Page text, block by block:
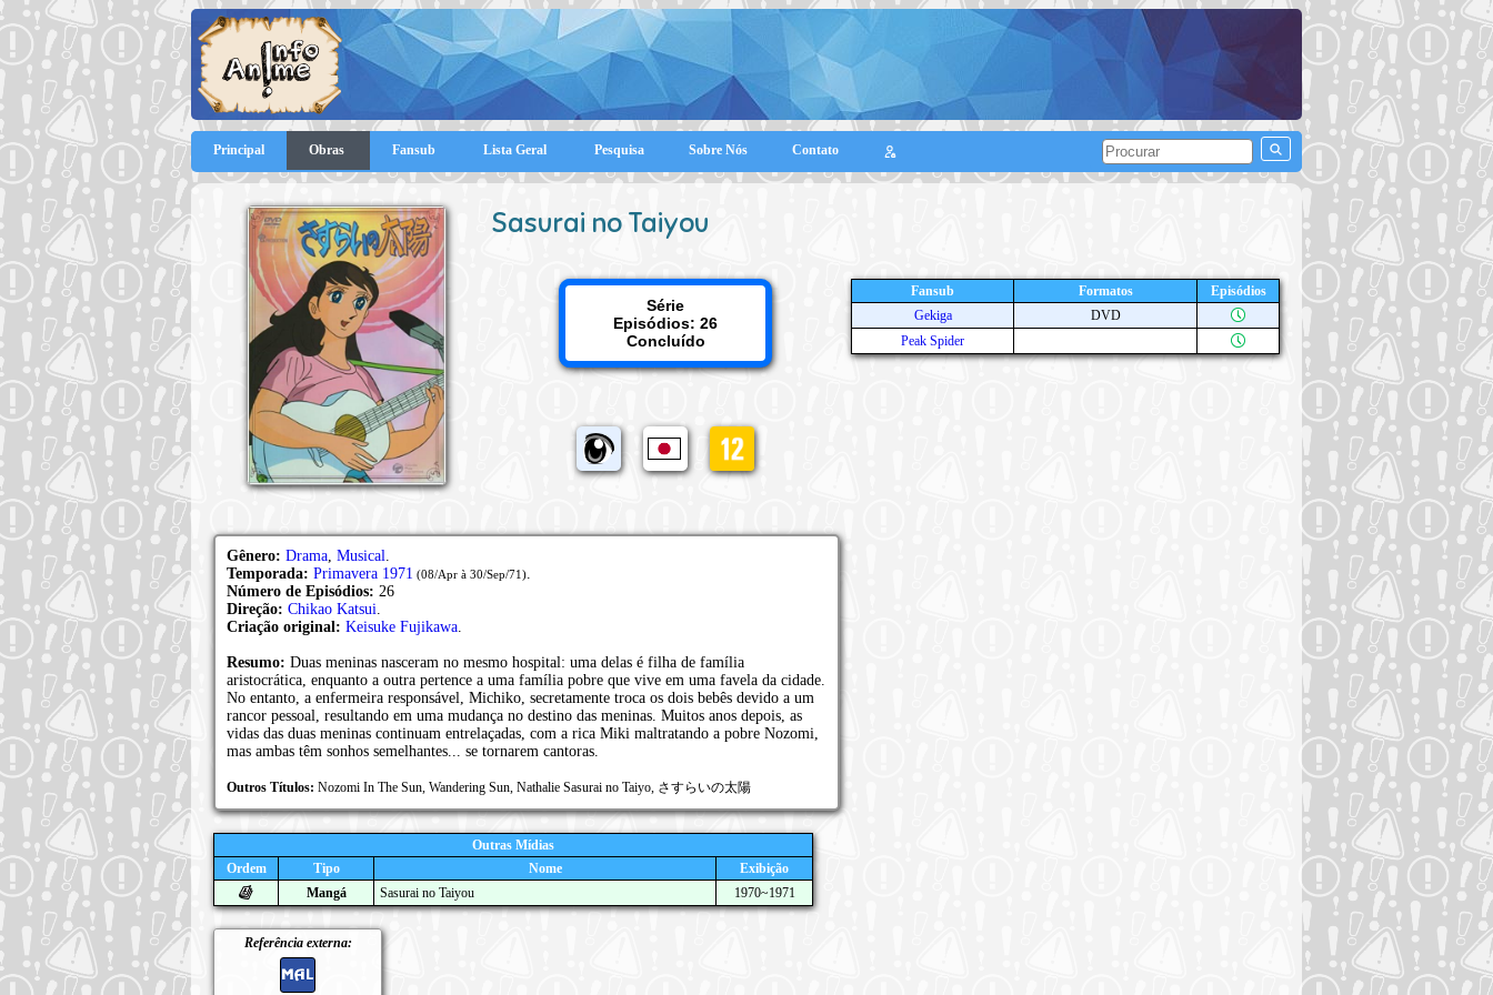
Principal Obras Fansub Lista Geral Pesquisa Sobre Nós Contato
Sasurai no Taiyou
Série
Episódios: 26
Concluído
Fansub Formatos
Episódios
Gekiga
DVD
Peak Spider
Gênero: Drama, Musical.
Temporada: Primavera 1971 (08/Apr à 30/Sep/71).
Número de Episódios: 26
Direção: Chikao Katsui.
Criação original: Keisuke Fujikawa.
Resumo: Duas meninas nasceram no mesmo hospital: uma delas é filha de família
aristocrática, enquanto a outra pertence a uma família pobre que vive em uma favela da cidade.
No entanto, a enfermeira responsável, Michiko, secretamente troca os dois bebês devido a um
rancor pessoal, resultando em uma mudança no destino das meninas. Muitos anos depois, as
vidas das duas meninas continuam entrelaçadas, com a rica Miki maltratando a pobre Nozomi,
mas ambas têm sonhos semelhantes... se tornarem cantoras.
Outros Títulos: Nozomi In The Sun, Wandering Sun, Nathalie Sasurai no Taiyo, さすらいの太陽
Outras Mídias
Ordem
Tipo Nome
Exibição
Mangá
Sasurai no Taiyou 1970~1971
Referência externa: